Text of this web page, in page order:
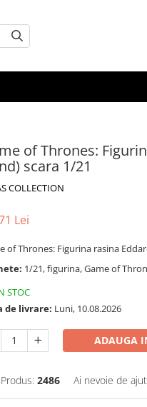
of Thrones:
scara 1/21
COLLECTION
Lei
of Thrones: Figurina rasina
1/21, figurina, Game of
STOC
de livrare: Luni, 10.08.2026
ADAUGA
2486 Ai nevoie de